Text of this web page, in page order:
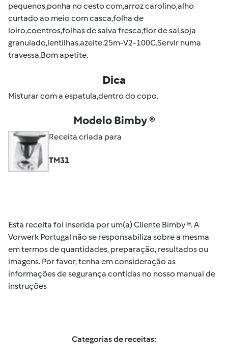
pequenos,ponha no cesto com,arroz carolino,alho
curtado ao meio com casca,folha de
loiro,coentros,folhas de salva fresca,flor de sal,soja
granulado,lentilhas,azeite.25m-V2-100C.Servir numa
travessa.Bom apetite.
Dica
Misturar com a espatula,dentro do copo.
Modelo Bimby ®
Receita criada para
TM31
Esta receita foi inserida por um(a) Cliente Bimby ®. A
Vorwerk Portugal não se responsabiliza sobre a mesma
em termos de quantidades, preparação, resultados ou
imagens. Por favor, tenha em consideração as
informações de segurança contidas no nosso manual de
instruções
Categorias de receitas: